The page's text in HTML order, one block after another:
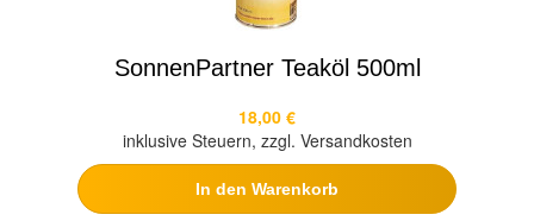
SonnenPartner Teaköl 500ml
18,00 €
inklusive Steuern, zzgl. Versandkosten
In den Warenkorb